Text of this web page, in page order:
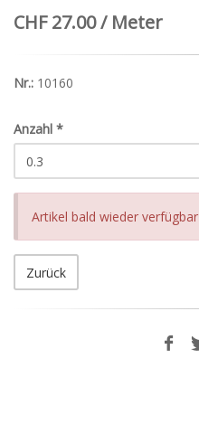
CHF 27.00 / Meter
Nr.: 10160
Anzahl *
Artikel bald wieder verfügbar
Zurück